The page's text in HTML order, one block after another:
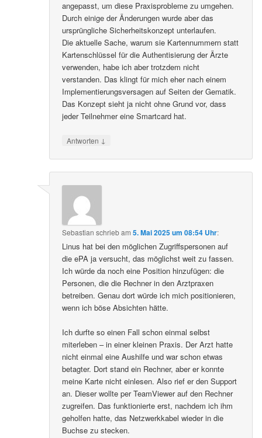
angepasst, um diese Praxisprobleme zu umgehen.
Durch einige der Änderungen wurde aber das
ursprüngliche Sicherheitskonzept unterlaufen.
Die aktuelle Sache, warum sie Kartennummern statt
Kartenschlüssel für die Authentisierung der Ärzte
verwenden, habe ich aber trotzdem nicht
verstanden. Das klingt für mich eher nach einem
Implementierungsversagen auf Seiten der Gematik.
Das Konzept sieht ja nicht ohne Grund vor, dass
jeder Teilnehmer eine Smartcard hat.
Antworten ↓
Sebastian schriebam5. Mai 2025 um 08:54 Uhr:
Linus hat bei den möglichen Zugriffspersonen auf
die ePA ja versucht, das möglichst weit zu fassen.
Ich würde da noch eine Position hinzufügen: die
Personen, die die Rechner in den Arztpraxen
betreiben. Genau dort würde ich mich positionieren,
wenn ich böse Absichten hätte.
Ich durfte so einen Fall schon einmal selbst
miterleben – in einer kleinen Praxis. Der Arzt hatte
nicht einmal eine Aushilfe und war schon etwas
betagter. Dort stand ein Rechner, aber er konnte
meine Karte nicht einlesen. Also rief er den Support
an. Dieser wollte per TeamViewer auf den Rechner
zugreifen. Das funktionierte erst, nachdem ich ihm
geholfen hatte, das Netzwerkkabel wieder in die
Buchse zu stecken.